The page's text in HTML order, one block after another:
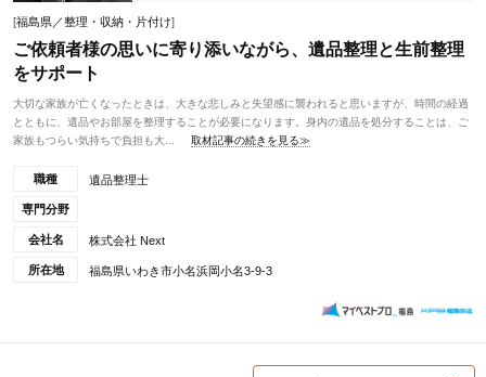
[福島県／整理・収納・片付け]
ご依頼者様の思いに寄り添いながら、遺品整理と生前整理
をサポート
大切な家族が亡くなったときは、大きな悲しみと失望感に襲われると思いますが、時間の経過
とともに、遺品やお部屋を整理することが必要になります。身内の遺品を処分することは、ご
家族もつらい気持ちで負担も大...
取材記事の続きを見る≫
職種 遺品整理士
専門分野
会社名 株式会社 Next
所在地 福島県いわき市小名浜岡小名3-9-3